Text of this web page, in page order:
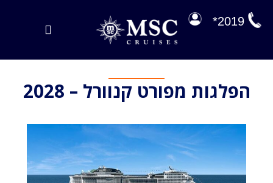
לתוכן
Toggle
על הסיפון
ניהול הזמנה
EXPLORA JOURNEYS
2019*
הפלגות מפורט קנוורל – 2028